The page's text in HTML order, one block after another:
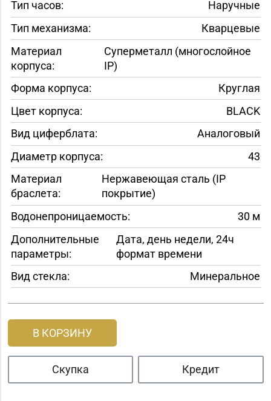
Тип часов:
Наручные
Тип механизма:
Кварцевые
Материал
корпуса:
Суперметалл (многослойное
IP)
Форма корпуса:
Круглая
Цвет корпуса:
BLACK
Вид циферблата:
Аналоговый
Диаметр корпуса:
43
Материал
браслета:
Нержавеющая сталь (IP
покрытие)
Водонепроницаемость:
30 м
Дополнительные
параметры:
Дата, день недели, 24ч
формат времени
Вид стекла:
Минеральное
В КОРЗИНУ
Скупка Кредит